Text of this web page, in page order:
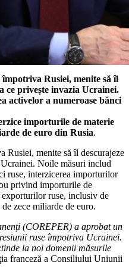
Rusiei, menite să îl
ce privește invazia Ucrainei.
activelor a numeroase bănci
importurile de materie
de euro din Rusia.
Rusiei, menite să îl descurajeze
Noile măsuri includ
ruse, interzicerea importurilor
privind importurile de
exporturilor ruse, inclusiv de
zece miliarde de euro.
(COREPER) a aprobat un
ruse împotriva Ucrainei.
la noi domenii măsurile
franceză a Consiliului Uniunii